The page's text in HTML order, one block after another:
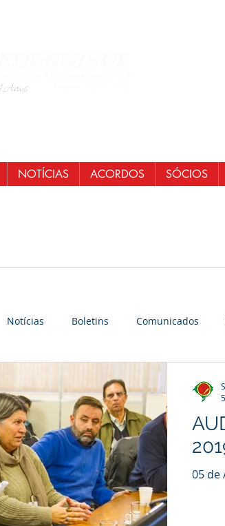
NOTÍCIAS ACORDOS SÓCIOS
Notícias Boletins Comunicados
05 de